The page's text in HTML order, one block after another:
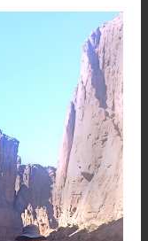
adecuado.
en la zona del
los
Disney. Esta vía
fue Planeta
Pere
de alta